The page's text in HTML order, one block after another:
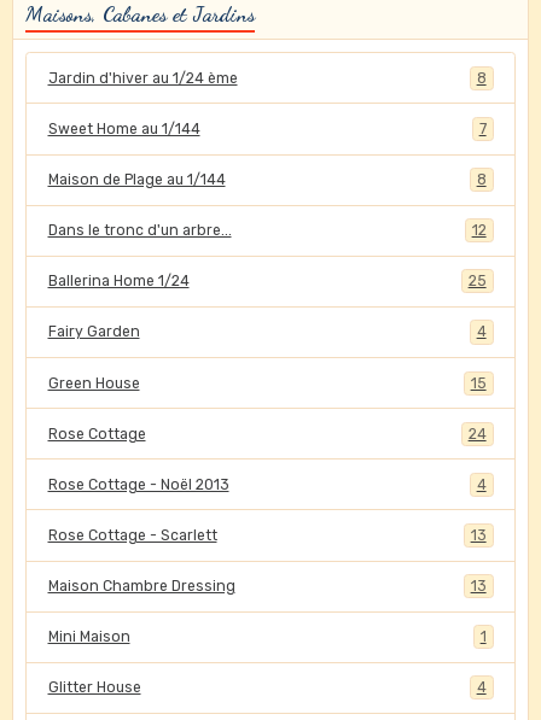
Maisons, Cabanes et Jardins
Jardin d'hiver au 1/24 ème 8
Sweet Home au 1/144 7
Maison de Plage au 1/144 8
Dans le tronc d'un arbre... 12
Ballerina Home 1/24 25
Fairy Garden 4
Green House 15
Rose Cottage 24
Rose Cottage - Noël 2013 4
Rose Cottage - Scarlett 13
Maison Chambre Dressing 13
Mini Maison 1
Glitter House 4